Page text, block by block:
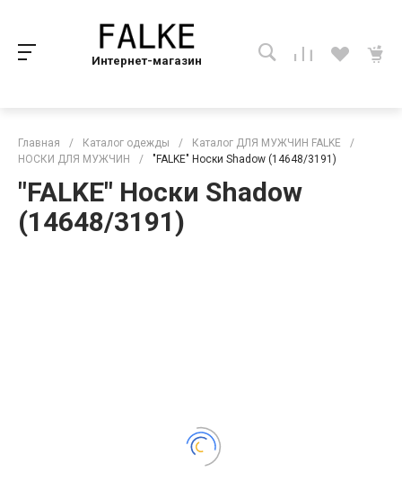
Интернет-магазин
Главная / Каталог одежды / Каталог ДЛЯ МУЖЧИН FALKE
/
НОСКИ ДЛЯ МУЖЧИН
/ "FALKE" Носки Shadow (14648/3191)
"FALKE" Носки Shadow
(14648/3191)